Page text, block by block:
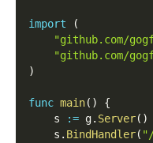
import
(
"github.com/
"github.com/
)
func main( )
{
    s
:= g. Server( )
    s
. BindHandler(